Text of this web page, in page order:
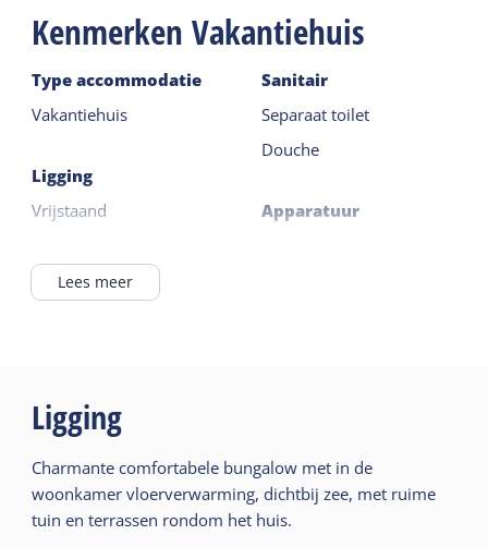
oppervlakte van de tuin is 1000 m2.
Kenmerken Vakantiehuis
Type accommodatie
Vakantiehuis
Ligging
Vrijstaand
In het duingebied
Slaapkamer begane
grond
Open haard/houtkachel
Vloerverwarming
Sanitair
Separaat toilet
Douche
Apparatuur
Buiten
Fietsberging afsluitbaar
Lees meer
Ligging
Charmante comfortabele bungalow met in de
woonkamer vloerverwarming, dichtbij zee, met ruime
tuin en terrassen rondom het huis.